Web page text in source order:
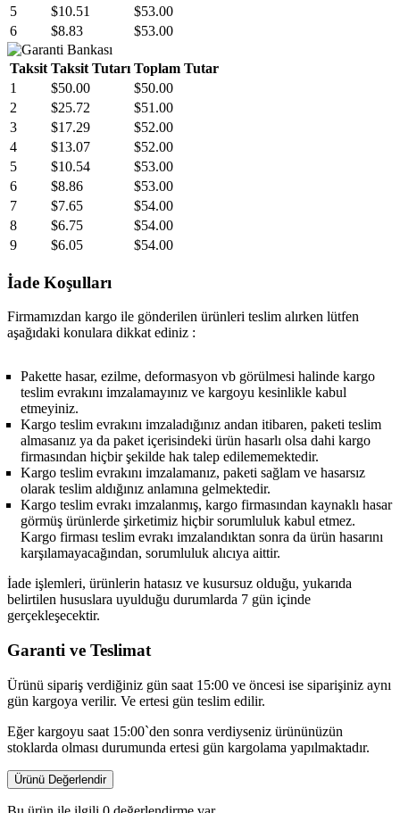
5
$10.51
$53.00
6
$8.83 $53.00
Taksit Taksit Tutarı Toplam Tutar
1
$50.00
$50.00
2
$25.72
$51.00
3
$17.29
$52.00
4
$13.07
$52.00
5
$10.54
$53.00
6
$8.86
$53.00
7
$7.65
$54.00
8
$6.75
$54.00
9
$6.05 $54.00
İade Koşulları
Firmamızdan kargo ile gönderilen ürünleri teslim alırken lütfen
aşağıdaki konulara dikkat ediniz :
Pakette hasar, ezilme, deformasyon vb görülmesi halinde kargo
teslim evrakını imzalamayınız ve kargoyu kesinlikle kabul
etmeyiniz.
Kargo teslim evrakını imzaladığınız andan itibaren, paketi teslim
almasanız ya da paket içerisindeki ürün hasarlı olsa dahi kargo
firmasından hiçbir şekilde hak talep edilememektedir.
Kargo teslim evrakını imzalamanız, paketi sağlam ve hasarsız
olarak teslim aldığınız anlamına gelmektedir.
Kargo teslim evrakı imzalanmış, kargo firmasından kaynaklı hasar
görmüş ürünlerde şirketimiz hiçbir sorumluluk kabul etmez.
Kargo firması teslim evrakı imzalandıktan sonra da ürün hasarını
karşılamayacağından, sorumluluk alıcıya aittir.
İade işlemleri, ürünlerin hatasız ve kusursuz olduğu, yukarıda
belirtilen hususlara uyulduğu durumlarda 7 gün içinde
gerçekleşecektir.
Garanti ve Teslimat
Ürünü sipariş verdiğiniz gün saat 15:00 ve öncesi ise siparişiniz aynı
gün kargoya verilir. Ve ertesi gün teslim edilir.
Eğer kargoyu saat 15:00`den sonra verdiyseniz ürününüzün
stoklarda olması durumunda ertesi gün kargolama yapılmaktadır.
Ürünü Değerlendir